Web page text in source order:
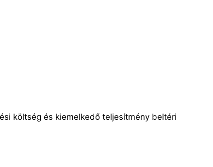
költség és kiemelkedő teljesítmény beltéri